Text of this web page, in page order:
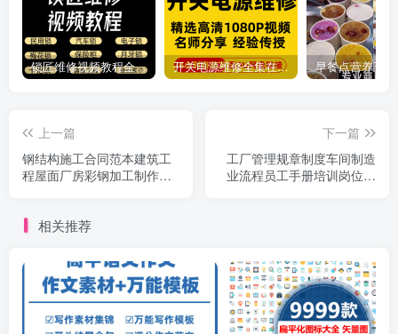
锁匠维修视频教程全套从入门到精通技巧培训学习在线自学课程 开关电源维修全集在线视频教程新手零基础课程教程从入门到精通
上一篇
钢结构施工合同范本建筑工
程屋面厂房彩钢加工制作安
下一篇
工厂管理规章制度车间制造
业流程员工手册培训岗位职
相关推荐